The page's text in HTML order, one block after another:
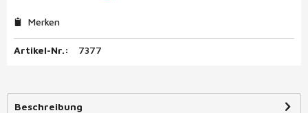
Merken
Artikel-Nr.: 7377
Beschreibung